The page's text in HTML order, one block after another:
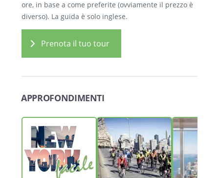
ore, in base a come preferite (ovviamente il prezzo è
diverso). La guida è solo inglese.
Prenota il tuo tour
APPROFONDIMENTI